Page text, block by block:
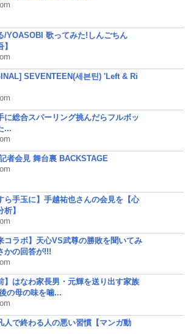
/YOASOBI 歌ってみた!しんごちん
SEVENTEEN(세븐틴) 'Left & Ri
に総合スパーリング挑んだらフルボッ
...
者会見 舞台裏 BACKSTAGE
ら手玉に】手越祐也さんの会見を【心
】
コラボ】天心VS武尊の勝敗を聞いてみ
かの回答が!!!
】はなわ家長男・元輝を送り出す家族
の母の味を噛...
人で終わる人の悪い習慣【マンガ動